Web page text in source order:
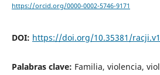
https://orcid.org/0000-0002-5746-9171
DOI: https://doi.org/10.35381/
Palabras clave: Familia, violencia,